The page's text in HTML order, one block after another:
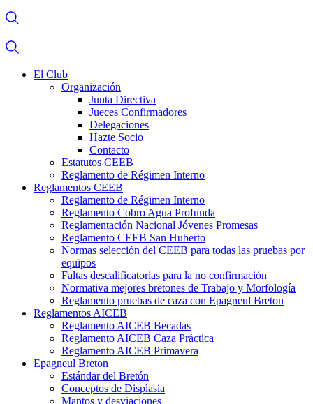
El Club
Organización
Junta Directiva
Jueces Confirmadores
Delegaciones
Hazte Socio
Contacto
Estatutos CEEB
Reglamento de Régimen Interno
Reglamentos CEEB
Reglamento de Régimen Interno
Reglamento Cobro Agua Profunda
Reglamentación Nacional Jóvenes Promesas
Reglamento CEEB San Huberto
Normas selección del CEEB para todas las pruebas por
equipos
Faltas descalificatorias para la no confirmación
Normativa mejores bretones de Trabajo y Morfología
Reglamento pruebas de caza con Epagneul Breton
Reglamentos AICEB
Reglamento AICEB Becadas
Reglamento AICEB Caza Práctica
Reglamento AICEB Primavera
Epagneul Breton
Estándar del Bretón
Conceptos de Displasia
Mantos y desviaciones